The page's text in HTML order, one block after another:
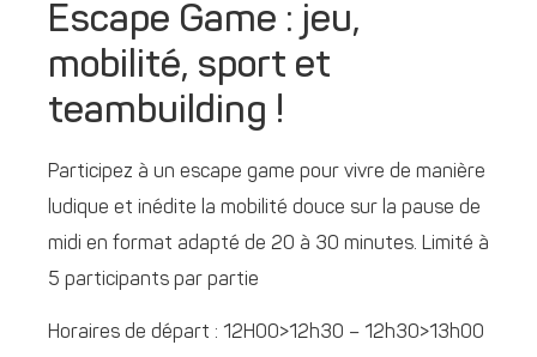
Escape Game : jeu,
mobilité, sport et
teambuilding !
Participez à un escape game pour vivre de manière
ludique et inédite la mobilité douce sur la pause de
midi en format adapté de 20 à 30 minutes. Limité à
5 participants par partie
Horaires de départ : 12H00>12h30 – 12h30>13h00